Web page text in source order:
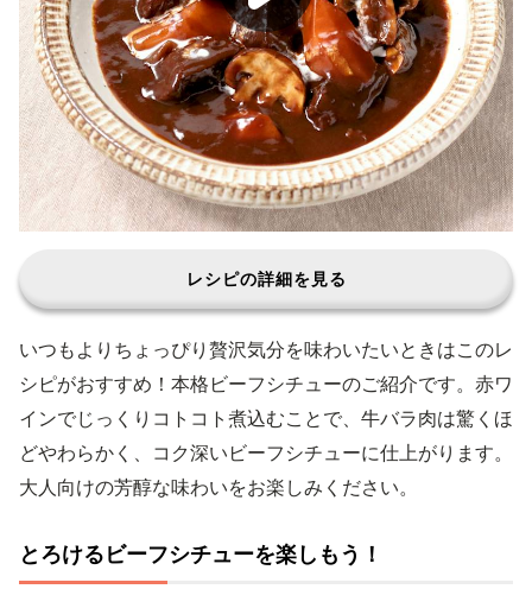
レシピの詳細を見る
いつもよりちょっぴり贅沢気分を味わいたいときはこのレ
シピがおすすめ！本格ビーフシチューのご紹介です。赤ワ
インでじっくりコトコト煮込むことで、牛バラ肉は驚くほ
どやわらかく、コク深いビーフシチューに仕上がります。
大人向けの芳醇な味わいをお楽しみください。
とろけるビーフシチューを楽しもう！